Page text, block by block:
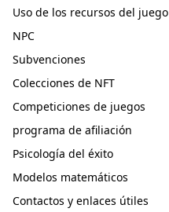
Uso de los recursos del juego
NPC
Subvenciones
Colecciones de NFT
Competiciones de juegos
programa de afiliación
Psicología del éxito
Modelos matemáticos
Contactos y enlaces útiles